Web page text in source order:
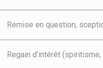
Remise en question,
Regain d’intérêt